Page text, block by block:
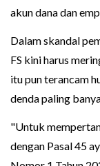
akun dana dan
Dalam skandal
FS kini harus
itu pun terancam
denda paling
"Untuk
dengan Pasal 45